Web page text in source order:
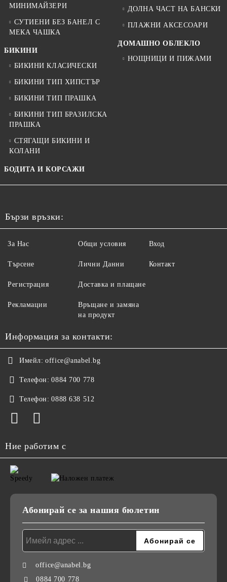
МИНИМАЙЗЕРИ
СУТИЕНИ БЕЗ БАНЕЛ С
МЕКА ЧАШКА
БИКИНИ
БИКИНИ КЛАСИЧЕСКИ
БИКИНИ ТИП ХИПСТЪР
БИКИНИ ТИП ПРАШКА
БИКИНИ ТИП БРАЗИЛСКА
ПРАШКА
СТЯГАЩИ БИКИНИ И
КОЛАНИ
БОДИТА И КОРСАЖИ
ДОЛНА ЧАСТ НА БАНСКИ
ПЛАЖНИ АКСЕСОАРИ
ДОМАШНО ОБЛЕКЛО
НОЩНИЦИ И ПИЖАМИ
Бързи връзки:
За Нас
Търсене
Регистрация
Рекламации
Общи условия
Лични Данни
Доставка и плащане
Връщане и замяна
на продукт
Вход
Контакт
Информация за контакти:
Имейл: office@anabel.bg
Телефон: 0884 700 778
Телефон: 0888 638 512
Ние работим с
Абонирай се за нашия бюлетин
office@anabel.bg
0884 700 778